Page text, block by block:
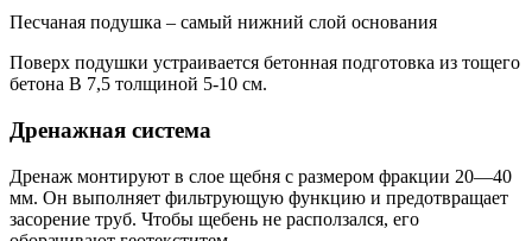
Песчаная подушка – самый нижний слой основания
Поверх подушки устраивается бетонная подготовка из тощего
бетона B 7,5 толщиной 5-10 см.
Дренажная система
Дренаж монтируют в слое щебня с размером фракции 20—40
мм. Он выполняет фильтрующую функцию и предотвращает
засорение труб. Чтобы щебень не расползался, его